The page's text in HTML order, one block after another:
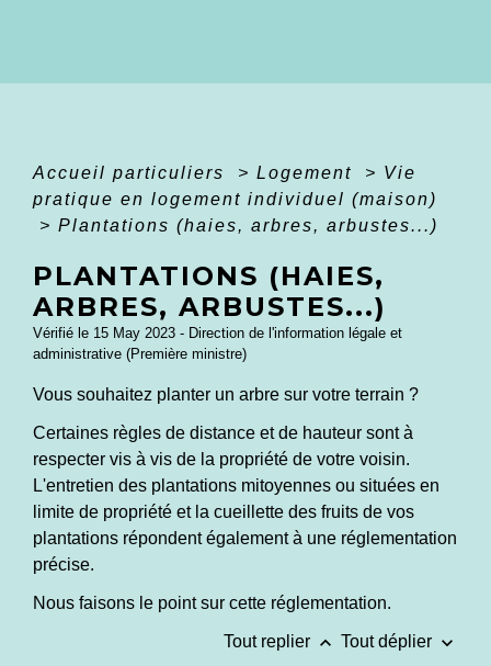
Accueil particuliers > Logement > Vie
pratique en logement individuel (maison)
> Plantations (haies, arbres, arbustes...)
PLANTATIONS (HAIES,
ARBRES, ARBUSTES...)
Vérifié le 15 May 2023 - Direction de l'information légale et
administrative (Première ministre)
Vous souhaitez planter un arbre sur votre terrain ?
Certaines règles de distance et de hauteur sont à
respecter vis à vis de la propriété de votre voisin.
L'entretien des plantations mitoyennes ou situées en
limite de propriété et la cueillette des fruits de vos
plantations répondent également à une réglementation
précise.
Nous faisons le point sur cette réglementation.
Tout replier keyboard_arrow_up Tout déplier keyboard_arrow_down